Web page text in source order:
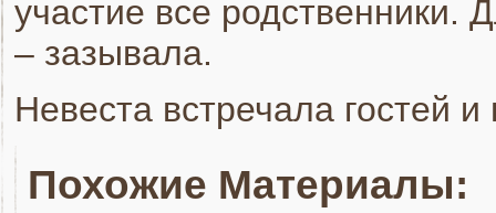
участие все родственники.
– зазывала.
Невеста встречала гостей
Похожие Материалы: